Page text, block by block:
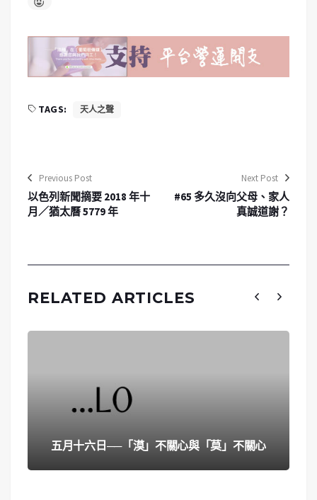
TAGS: 天人之聲
Previous Post
以色列新聞摘要 2018 年十
月／猶太曆 5779 年
Next Post
#65 多久沒向父母、家人
真誠道謝？
RELATED ARTICLES
五月十六日──「漠」不關心與「莫」不關心